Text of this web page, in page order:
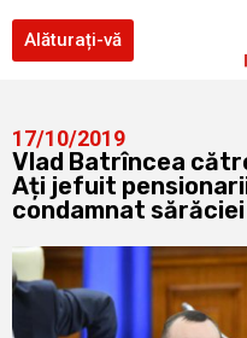
Alăturați-vă
17/10/2019
Vlad Batrîncea
Ați jefuit
condamnat sărăciei